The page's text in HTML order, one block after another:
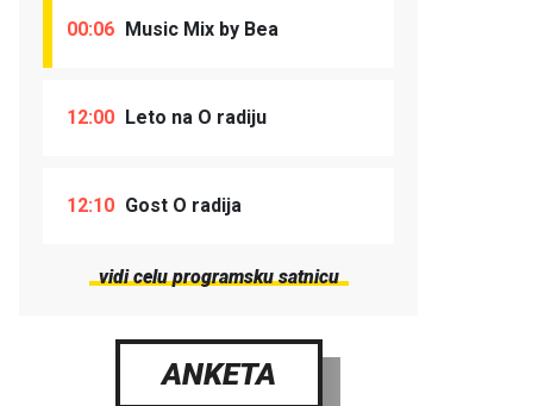
00:06 Music Mix by Bea
12:00 Leto na O radiju
12:10 Gost O radija
vidi celu programsku satnicu
ANKETA